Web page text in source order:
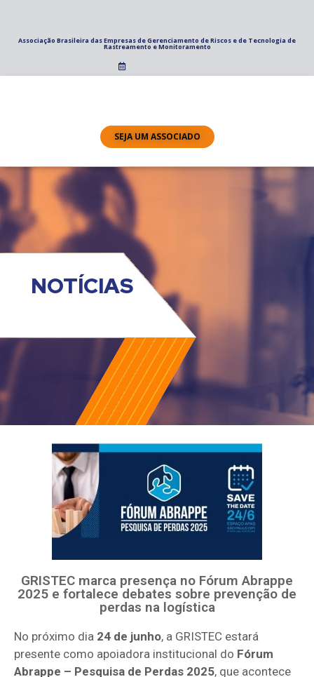
Associação Brasileira das Empresas de Gerenciamento de Riscos e de Tecnologia de
Rastreamento e Monitoramento
SEJA UM ASSOCIADO
NOTÍCIAS
GRISTEC marca presença no Fórum Abrappe
2025 e fortalece debates sobre prevenção de
perdas na logística
No próximo dia 24 de junho, a GRISTEC estará
presente como apoiadora institucional do Fórum
Abrappe – Pesquisa de Perdas 2025, que acontece